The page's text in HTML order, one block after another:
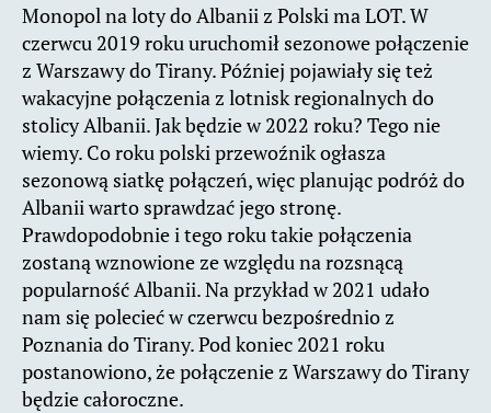
Monopol na loty do Albanii z Polski ma LOT. W
czerwcu 2019 roku uruchomił sezonowe połączenie
z Warszawy do Tirany. Później pojawiały się też
wakacyjne połączenia z lotnisk regionalnych do
stolicy Albanii. Jak będzie w 2022 roku? Tego nie
wiemy. Co roku polski przewoźnik ogłasza
sezonową siatkę połączeń, więc planując podróż do
Albanii warto sprawdzać jego stronę.
Prawdopodobnie i tego roku takie połączenia
zostaną wznowione ze względu na rozsnącą
popularność Albanii. Na przykład w 2021 udało
nam się polecieć w czerwcu bezpośrednio z
Poznania do Tirany. Pod koniec 2021 roku
postanowiono, że połączenie z Warszawy do Tirany
będzie całoroczne.